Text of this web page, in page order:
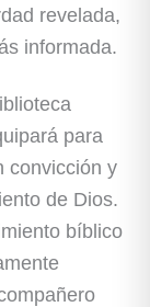
revelada,
informada.
para
convicción y
de Dios.
bíblico